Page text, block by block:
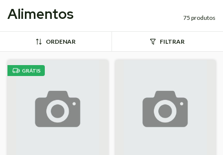
Alimentos 75 produtos
ORDENAR FILTRAR
GRÁTIS